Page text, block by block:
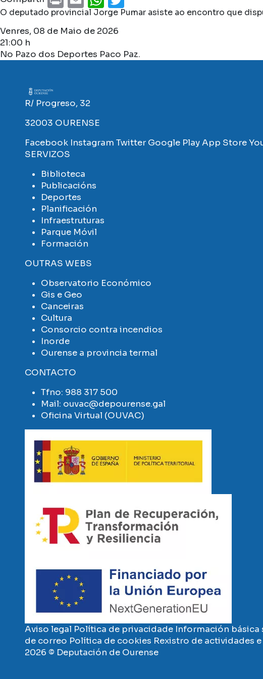
O deputado provincial Jorge Pumar asiste ao encontro que
Venres, 08 de Maio de 2026
21:00 h
No Pazo dos Deportes Paco Paz.
Imaxe
R/ Progreso, 32
32003 OURENSE
Facebook Instagram Twitter Google PlayApp Store
SERVIZOS
Biblioteca
Publicacións
Deportes
Planificación
Infraestruturas
Parque Móvil
Formación
OUTRAS WEBS
Observatorio Económico
Gis e Geo
Canceiras
Cultura
Consorcio contra incendios
Inorde
Ourense a provincia termal
CONTACTO
Tfno: 988 317 500
Mail: ouvac@depourense.gal
Oficina Virtual (OUVAC)
Aviso legal Política de privacidade Información
de correo Política de cookies Rexistro de actividades
2026 © Deputación de Ourense